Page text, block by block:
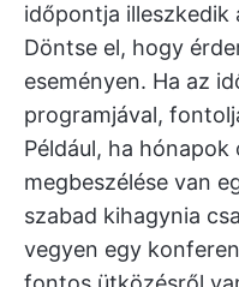
időpontja illeszkedik
Döntse el, hogy
eseményen. Ha az
programjával,
Például, ha
megbeszélése van
szabad kihagynia
vegyen egy